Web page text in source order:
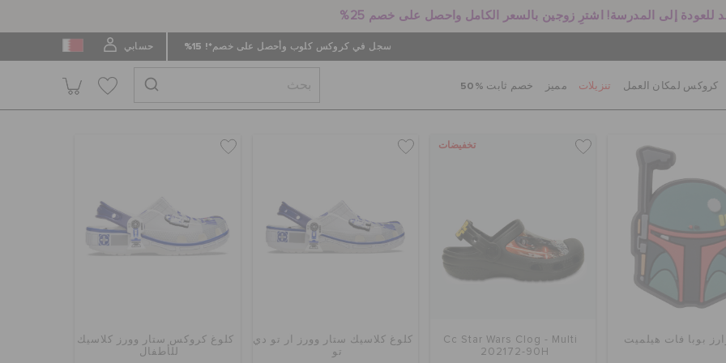
للعودة إلى المدرسة! اشترِ زوجين بالسعر الكامل واحصل على خصم 25%
سجل في كروكس كلوب وأحصل على خصم*! 15% حسابي
كروكس لمكان العمل تنزيلات مميز خصم ثابت %50
بوبا فات هيلميت
تخفيضات
Cc Star Wars Clog - Multi
202172-90H
كلوغ كلاسيك ستار وورز آر تو دي
تو
كلوغ كروكس ستار وورز كلاسيك
للأطفال